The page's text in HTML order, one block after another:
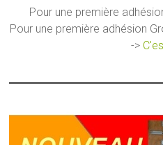
Pour une première
Pour une première adhésion
->